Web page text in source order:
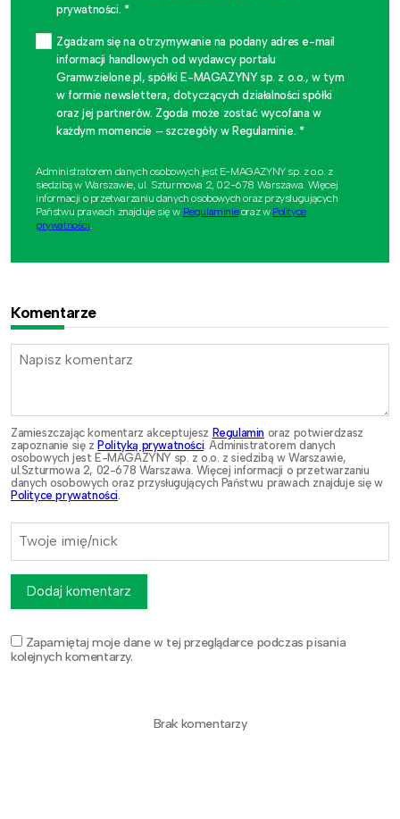
prywatności. *
Zgadzam się na otrzymywanie na podany adres e-mail
informacji handlowych od wydawcy portalu
Gramwzielone.pl, spółki E-MAGAZYNY sp. z o.o., w tym
w formie newslettera, dotyczących działalności spółki
oraz jej partnerów. Zgoda może zostać wycofana w
każdym momencie – szczegóły w Regulaminie. *
Administratorem danych osobowych jest E-MAGAZYNY sp. z o.o. z
siedzibą w Warszawie, ul. Szturmowa 2, 02-678 Warszawa. Więcej
informacji o przetwarzaniu danych osobowych oraz przysługujących
Państwu prawach znajduje się w Regulaminieoraz w Polityce
prywatności.
Komentarze
Zamieszczając komentarz akceptujesz Regulamin oraz potwierdzasz
zapoznanie się zPolityką prywatności . Administratorem danych
osobowych jest E-MAGAZYNY sp. z o.o. z siedzibą w Warszawie,
ul.Szturmowa 2, 02-678 Warszawa. Więcej informacji o przetwarzaniu
danych osobowych oraz przysługujących Państwu prawach znajduje się w
Polityce prywatności
Zapamiętaj moje dane w tej przeglądarce podczas pisania
kolejnych komentarzy.
Dodaj komentarz
Brak komentarzy